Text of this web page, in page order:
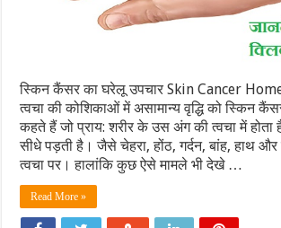
स्किन कैंसर का घरेलू उपचार Skin Cancer
त्वचा की कोशिकाओं में असामान्य वृद्धि को स्किन
कहते हैं जो प्राय: शरीर के उस अंग की त्वचा में होता
सीधे पड़ती है। जैसे चेहरा, होंठ, गर्दन, बांह, हाथ
त्वचा पर। हालांकि कुछ ऐसे मामले भी देखे …
Read More »